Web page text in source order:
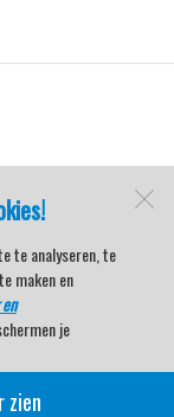
te analyseren, te
maken en
je
zien